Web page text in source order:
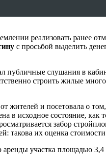
реализовать ранее
с просьбой выделить
слушания в
строить жилые
и посетовала о
в исходное состояние, как
забор
такова их оценка
участка площадью